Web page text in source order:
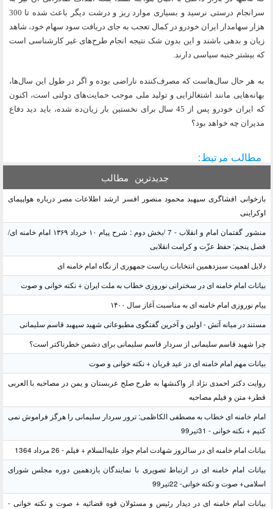
سرانجام درستی نرسید و بسیاری موارد ریز و درشت دیگر ‌باعث شده تا 300
هزار سهامدار ایران خودرو در کمال تعجب به جای دریافت سود سهام خود، شاهد
زیان و بدهی باشند و این بدون شک نتیجه انجام طرح‌های غیر کارشناسی است
که بیشتر جنبه سیاسی دارند.
به هر حال سال‌هاست که مصرف‌کننده ناراضی بوده و اگر در طول این سال‌ها،
بهانه‌هایی مانند اشتغالزایی و تولید ملی موجب حمایت‌های دولتی است، ‌اکنون
که ایران خودرو پس از 45 سال برای نخستین بار زیان‌ده شده، باید دید دفاع
مدیران چه ‌خواهد بود؟
مطالب مرتبط:
جدیدترین مطالب
بازخوانی افشاگری سپهبد محمود منصور افسر ارشد اطلاعات مصر درباره هواپیمای
اوکراینی
منشور گفتمان امام و انقلاب - 7 /بخش دوم : شرح پیام ۱۰ خرداد ۱۳۶۹ امام خامنه ای/
فصل پنجم: حفظ عزّت و کرامت انقلابی
دلایل اهمیت سیزدهمین انتخابات ریاست جمهوری از نگاه امام خامنه ای
بیانات امام خامنه ای در سخنرانی نوروزی خطاب به ملت ایران + نکته خوانی و صوت
پیام نوروزی امام خامنه ای به مناسبت آغاز سال ۱۴۰۰
مستند در میانه آتش - اولین و آخرین گفتگوی مطبوعاتی شهید سپهبد قاسم سلیمانی
چرا شهید قاسم سلیمانی از سردار قاسم سلیمانی برای دشمن خطرناکتر است؟
بیانات مهم امام خامنه ای در عید قربان + نکته خوانی و صوت
روایت دکتر احمدی نژاد از واکنشها به طرح صلح عربستان و یمن در مصاحبه با العربی
قطر+ متن و فیلم مصاحبه
امام خامنه ای خطاب به مصطفی الکاظمی: ترور سردار سلیمانی را هرگز فراموش نمی
کنیم + نکته خوانی - 31تیر99
بیانات امام خامنه ای در سالروز شهادت امام جواد علیه‌السلام + فیلم - 26 مرداد 1364
بیانات امام خامنه ای در ارتباط تصویری با نمایندگان یازدهمین دوره مجلس شورای
اسلامی+ صوت و نکته خوانی- 22تیر99
بیانات امام خامنه ای در دیدار رئیس و مسئولان قوه قضائیه + صوت و نکته خوانی -